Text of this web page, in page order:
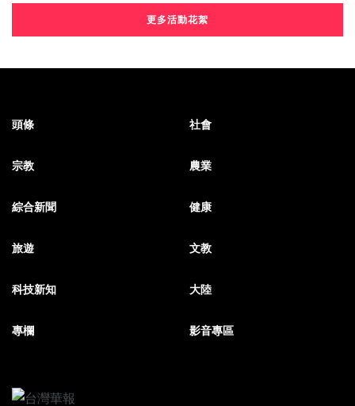
更多活動花絮
頭條 社會
宗教 農業
綜合新聞 健康
旅遊 文教
科技新知 大陸
專欄 影音專區